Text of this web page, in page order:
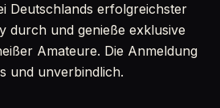
Deutschlands erfolgreichster
durch und genieße exklusive
Amateure. Die Anmeldung
und unverbindlich.